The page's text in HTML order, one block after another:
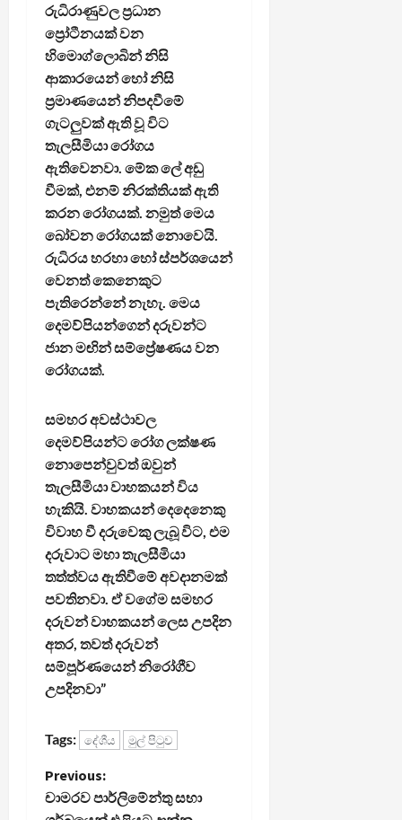
රුධිරාණුවල ප්‍රධාන
ප්‍රෝටීනයක් වන
හිමොග්ලොබින් නිසි
ආකාරයෙන් හෝ නිසි
ප්‍රමාණයෙන් නිපදවීමේ
ගැටලුවක් ඇති වූ විට
තැලසීමියා රෝගය
ඇතිවෙනවා. මේක ලේ අඩු
වීමක්, එනම් නිරක්තියක් ඇති
කරන රෝගයක්. නමුත් මෙය
බෝවන රෝගයක් නොවෙයි.
රුධිරය හරහා හෝ ස්පර්ශයෙන්
වෙනත් කෙනෙකුට
පැතිරෙන්නේ නැහැ. මෙය
දෙමව්පියන්ගෙන් දරුවන්ට
ජාන මඟින් සම්ප්‍රේෂණය වන
රෝගයක්.
සමහර අවස්ථාවල
දෙමව්පියන්ට රෝග ලක්ෂණ
නොපෙන්වුවත් ඔවුන්
තැලසීමියා වාහකයන් විය
හැකියි. වාහකයන් දෙදෙනෙකු
විවාහ වී දරුවෙකු ලැබූ විට, එම
දරුවාට මහා තැලසීමියා
තත්ත්වය ඇතිවීමේ අවදානමක්
පවතිනවා. ඒ වගේම සමහර
දරුවන් වාහකයන් ලෙස උපදින
අතර, තවත් දරුවන්
සම්පූර්ණයෙන් නිරෝගීව
උපදිනවා”
Tags: දේශීය මුල් පිටුව
P
Previous:
චාමරව පාර්ලිමේන්තු සභා